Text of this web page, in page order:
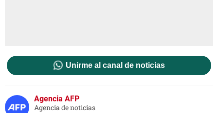
Unirme al canal de noticias
Agencia AFP
Agencia de noticias